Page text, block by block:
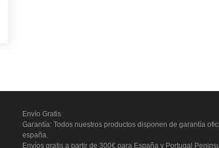
Envío Gratis
Garantía: Todos nuestros productos disponen de garantía
españa.
Envíos gratis a partir de 300€ para España y Portugal